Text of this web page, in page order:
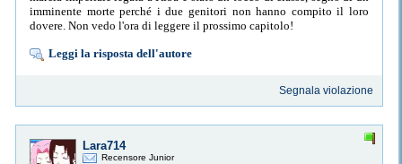
imminente morte perché i due genitori non hanno compito il loro
dovere. Non vedo l'ora di leggere il prossimo capitolo!
Leggi la risposta dell'autore
Segnala violazione
Lara714
Recensore Junior